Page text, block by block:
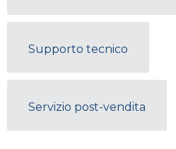
Supporto tecnico
Servizio post-vendita